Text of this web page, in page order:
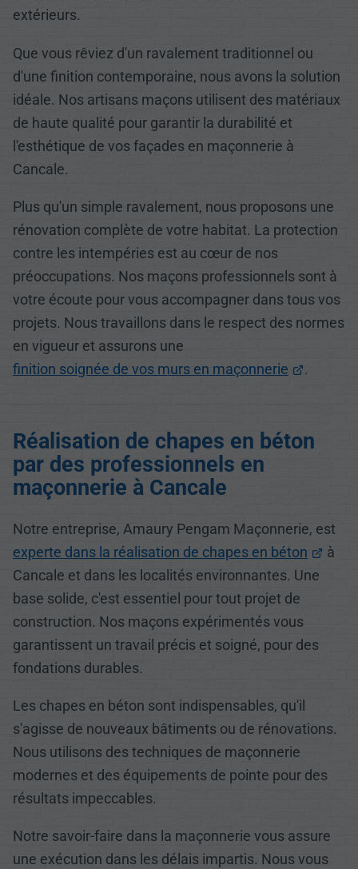
extérieurs.
Que vous rêviez d'un ravalement traditionnel ou
d'une finition contemporaine, nous avons la solution
idéale. Nos artisans maçons utilisent des matériaux
de haute qualité pour garantir la durabilité et
l'esthétique de vos façades en maçonnerie à
Cancale.
Plus qu'un simple ravalement, nous proposons une
rénovation complète de votre habitat. La protection
contre les intempéries est au cœur de nos
préoccupations. Nos maçons professionnels sont à
votre écoute pour vous accompagner dans tous vos
projets. Nous travaillons dans le respect des normes
en vigueur et assurons une
finition soignée de vos murs en maçonnerie
.
Réalisation de chapes en béton
par des professionnels en
maçonnerie à Cancale
Notre entreprise, Amaury Pengam Maçonnerie, est
experte dans la réalisation de chapes en béton
à
Cancale et dans les localités environnantes. Une
base solide, c'est essentiel pour tout projet de
construction. Nos maçons expérimentés vous
garantissent un travail précis et soigné, pour des
fondations durables.
Les chapes en béton sont indispensables, qu'il
s'agisse de nouveaux bâtiments ou de rénovations.
Nous utilisons des techniques de maçonnerie
modernes et des équipements de pointe pour des
résultats impeccables.
Notre savoir-faire dans la maçonnerie vous assure
une exécution dans les délais impartis. Nous vous